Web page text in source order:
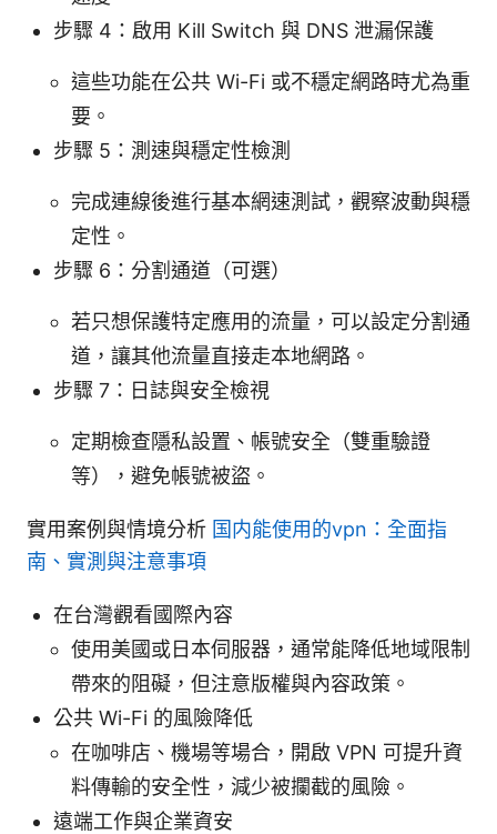
步驟 4：啟用 Kill Switch 與 DNS 泄漏保護
這些功能在公共 Wi-Fi 或不穩定網路時尤為重
要。
步驟 5：測速與穩定性檢測
完成連線後進行基本網速測試，觀察波動與穩
定性。
步驟 6：分割通道（可選）
若只想保護特定應用的流量，可以設定分割通
道，讓其他流量直接走本地網路。
步驟 7：日誌與安全檢視
定期檢查隱私設置、帳號安全（雙重驗證
等），避免帳號被盜。
實用案例與情境分析 国内能使用的vpn：全面指
南、實測與注意事項
在台灣觀看國際內容
使用美國或日本伺服器，通常能降低地域限制
帶來的阻礙，但注意版權與內容政策。
公共 Wi-Fi 的風險降低
在咖啡店、機場等場合，開啟 VPN 可提升資
料傳輸的安全性，減少被攔截的風險。
遠端工作與企業資安